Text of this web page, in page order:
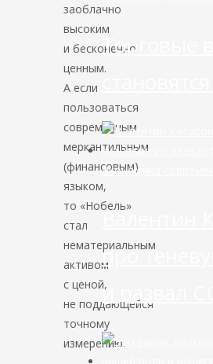
заоблачно
высоким
и бесконечно
ценным.
А если
пользоваться
современным
меркантильным
(финансовым)
языком,
то «Нобель»
стал
нематериальным
активом
с ценой,
не поддающейся
точному
измерению.
Торговые
Экономика
Валентин
про
и развал